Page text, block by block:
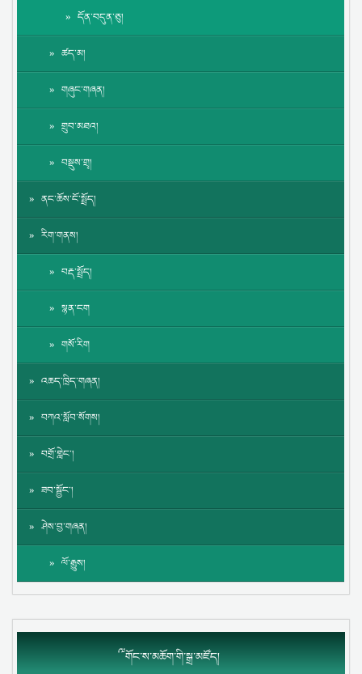
དོན་བདུན་ཅུ།
ཚད་མ།
གཞུང་གཞན།
གྲུབ་མཐའ།
བསྡུས་གྲྭ།
ནང་ཆོས་ངོ་སྤྲོད།
རིག་གནས།
བརྡ་སྤྲོད།
སྙན་ངག
གསོ་རིག
འཆད་ཁྲིད་གཞན།
བཀའ་སློབ་སོགས།
བགྲོ་གླེང་།
ཟབ་སྦྱོང་།
ཤེས་བྱ་གཞན།
ལོ་རྒྱུས།
༸གོང་ས་མཆོག་གི་སྒྲ་མཛོད།